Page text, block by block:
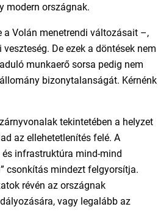
modern országnak.
Volán menetrendi változásait –,
De ezek a döntések nem
munkaerő sorsa pedig nem
bizonytalanságát. Kérnénk
tekintetében a helyzet
az ellehetetlenítés felé. A
infrastruktúra mind-mind
csonkítás mindezt felgyorsítja.
révén az országnak
vagy legalább az